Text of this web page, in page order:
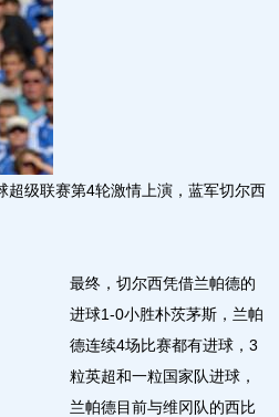
级联赛第4轮激情上演，蓝军切尔西
最终，切尔西凭借兰帕德的
进球1-0小胜朴茨茅斯，兰帕
德连续4场比赛都有进球，3
粒英超和一粒国家队进球，
兰帕德目前与维冈队的西比